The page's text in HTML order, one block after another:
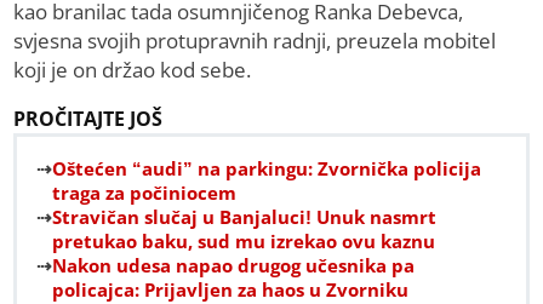
kao branilac tada osumnjičenog Ranka Debevca,
svjesna svojih protupravnih radnji, preuzela mobitel
koji je on držao kod sebe.
PROČITAJTE JOŠ
Oštećen “audi” na parkingu: Zvornička policija
traga za počiniocem
Stravičan slučaj u Banjaluci! Unuk nasmrt
pretukao baku, sud mu izrekao ovu kaznu
Nakon udesa napao drugog učesnika pa
policajca: Prijavljen za haos u Zvorniku